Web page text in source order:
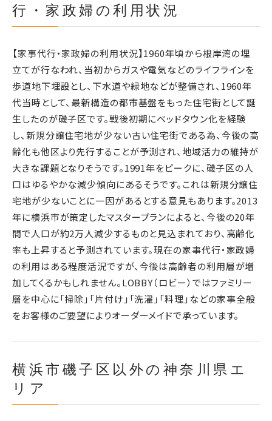
行・家政婦の利用状況
【家事代行・家政婦の利用状況】1960年頃から根岸湾の埋
立てが行なわれ、当初からガスや電気などのライフラインを
歩道地下埋設とし、下水道や緑地などが整備され、1960年
代当時として、最新構造の都市基盤をもった住宅街として誕
生したのが磯子区です。戦後初期にベッドタウン化を経験
し、新規分譲住宅地が少ない古い住宅街である為、今後の高
齢化も他区より先行することが予測され、地域活力の維持が
大きな課題となりそうです。1991年をピークに、磯子区の人
口はゆるやかな減少傾向にあるそうです。これは新規分譲住
宅地が少ないことに一因があるとする意見もあります。2013
年に横浜市が策定したマスタープランによると、今後の20年
間で人口が約2万人減少するものと見込まれており、高齢化
率も上昇すると予測されています。現在の家事代行・家政婦
の利用はある程度活況ですが、今後は高齢者の利用層が増
加してくるかもしれません。LOBBY（ロビー）ではファミリー
層を中心に「掃除」「片付け」「洗濯」「料理」などの家事全般
をお客様のご要望によりオーダーメイドで承っています。
横浜市磯子区以外の神奈川県エ
リア